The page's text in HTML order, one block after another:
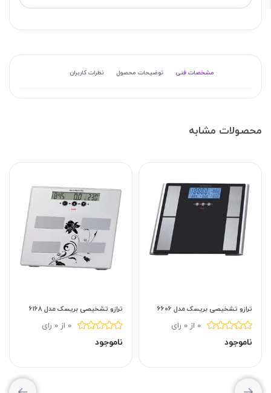
مشخصات فنی توضیحات محصول نظرات کاربران
محصولات مشابه
ترازو تشخیصی بریسک مدل 6606
0 از 0 رای
ناموجود
ترازو تشخیصی بریسک مدل 6168
0 از 0 رای
ناموجود